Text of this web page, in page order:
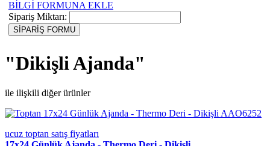
BİLGİ FORMUNA EKLE
Sipariş Miktarı:
"Dikişli Ajanda"
ile ilişkili diğer ürünler
ucuz toptan satış fiyatları